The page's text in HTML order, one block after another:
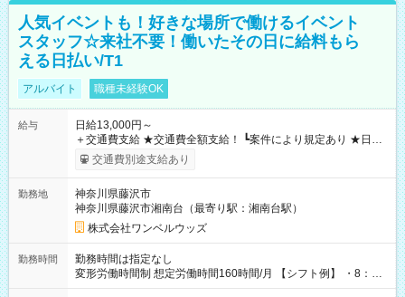
人気イベントも！好きな場所で働けるイベント
スタッフ☆来社不要！働いたその日に給料もら
える日払い/T1
アルバイト 職種未経験OK
給与
日給13,000円～
＋交通費支給 ★交通費全額支給！ ┗案件により規定あり ★日払
いOK！（規定あり） ┗働いたその日に現金GET♪ お仕事後はコ
ンビニATMから 日払い分を引き落とせます！ 【試用期間】試
交通費別途支給あり
勤務地
神奈川県藤沢市
神奈川県藤沢市湘南台（最寄り駅：湘南台駅）
株式会社ワンベルウッズ
勤務時間
勤務時間は指定なし
変形労働時間制 想定労働時間160時間/月 【シフト例】 ・8：00
～21：00